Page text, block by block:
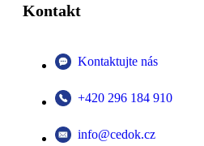
Kontakt
Kontaktujte nás
+420 296 184 910
info@cedok.cz